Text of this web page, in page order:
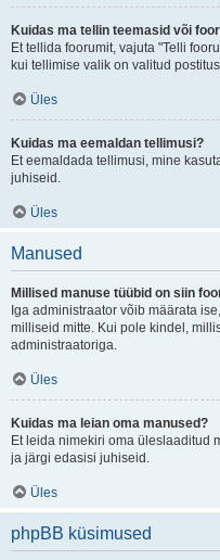
Kuidas ma tellin teemasid või
Et tellida foorumit, vajuta "Telli
kui tellimise valik on valitud
Üles
Kuidas ma eemaldan tellimusi?
Et eemaldada tellimusi, mine
juhiseid.
Üles
Manused
Millised manuse tüübid on siin
Iga administraator võib määrata
milliseid mitte. Kui pole kindel,
administraatoriga.
Üles
Kuidas ma leian oma manused?
Et leida nimekiri oma üleslaaditud
ja järgi edasisi juhiseid.
Üles
phpBB küsimused